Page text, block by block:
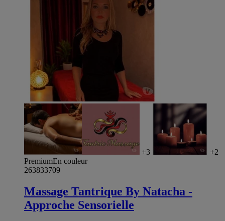
+3
+2
PremiumEn couleur
263833709
Massage Tantrique By Natacha -
Approche Sensorielle